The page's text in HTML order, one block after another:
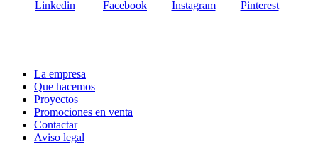
La empresa
Que hacemos
Proyectos
Promociones en venta
Contactar
Aviso legal